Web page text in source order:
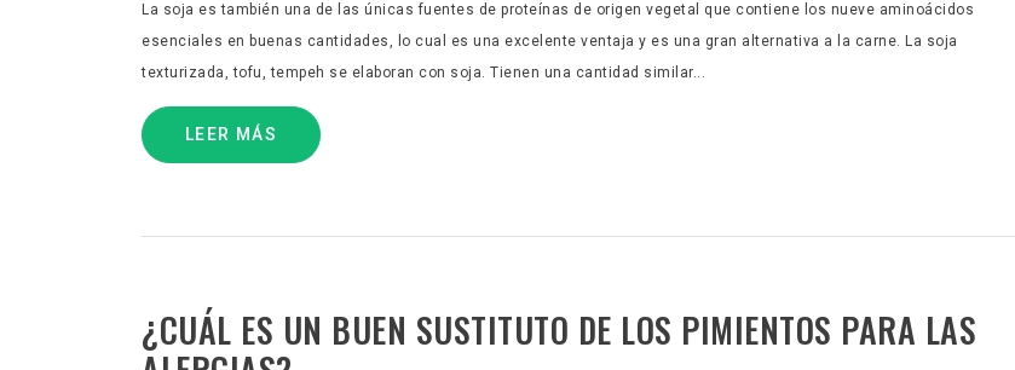
La soja es también una de las únicas fuentes de proteínas de origen vegetal que contiene los nueve aminoácidos
esenciales en buenas cantidades, lo cual es una excelente ventaja y es una gran alternativa a la carne. La soja
texturizada, tofu, tempeh se elaboran con soja. Tienen una cantidad similar...
LEER MÁS
¿CUÁL ES UN BUEN SUSTITUTO DE LOS PIMIENTOS PARA LAS